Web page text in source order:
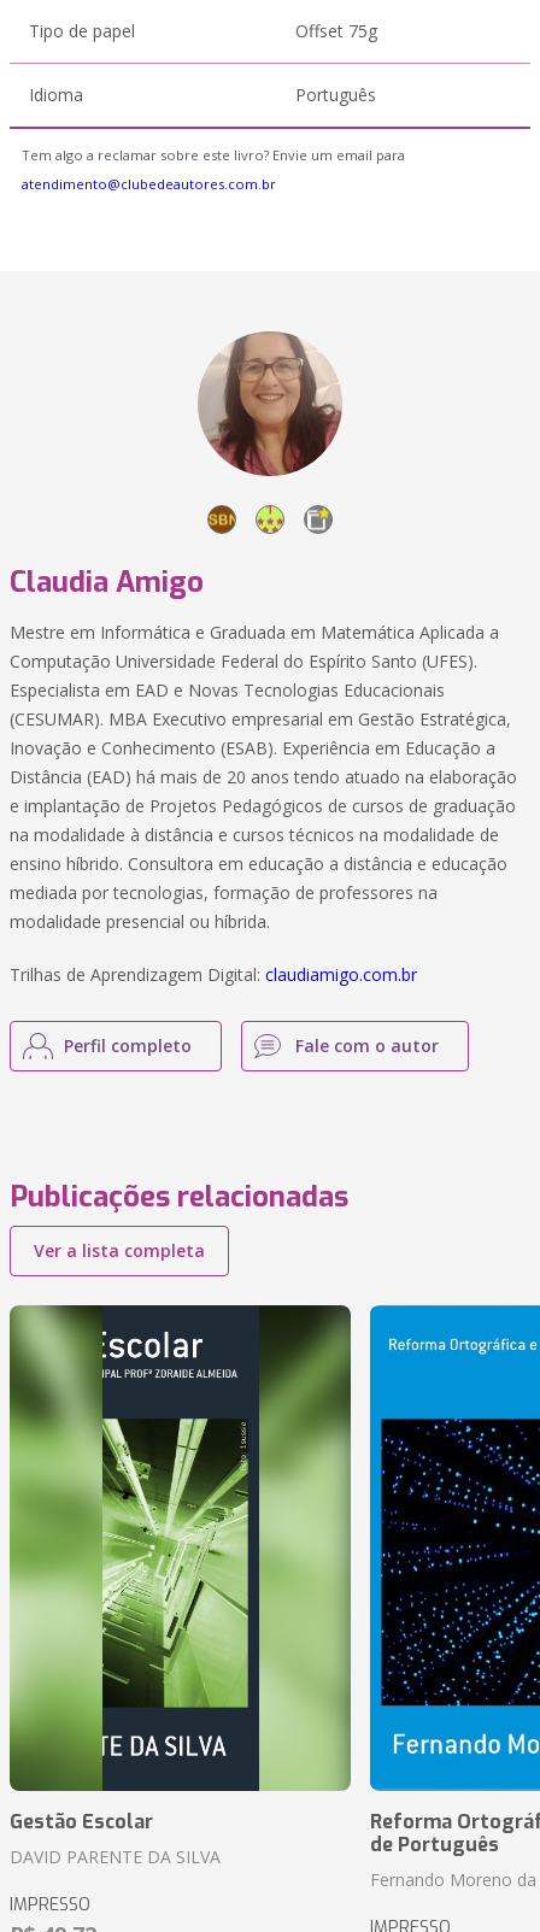
Tipo de papel Offset 75g
Idioma Português
Tem algo a reclamar sobre este livro? Envie um email para
atendimento@clubedeautores.com.br
Claudia Amigo
Mestre em Informática e Graduada em Matemática Aplicada a
Computação Universidade Federal do Espírito Santo (UFES).
Especialista em EAD e Novas Tecnologias Educacionais
(CESUMAR). MBA Executivo empresarial em Gestão Estratégica,
Inovação e Conhecimento (ESAB). Experiência em Educação a
Distância (EAD) há mais de 20 anos tendo atuado na elaboração
e implantação de Projetos Pedagógicos de cursos de graduação
na modalidade à distância e cursos técnicos na modalidade de
ensino híbrido. Consultora em educação a distância e educação
mediada por tecnologias, formação de professores na
modalidade presencial ou híbrida.
Trilhas de Aprendizagem Digital: claudiamigo.com.br
Perfil completo Fale com o autor
Publicações relacionadas
Ver a lista completa
Gestão Escolar
DAVID PARENTE DA SILVA
IMPRESSO
Reforma
de Português
Fernando Moreno da